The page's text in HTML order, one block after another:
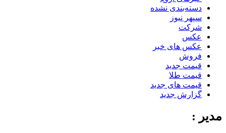
دسته‌بندی نشده
سپهر نیوز
شرکت
عکس
عکس های خبر
فروش
قیمت جدید
قیمت طلا
قیمت های جدید
گزارش جدید
مدیر :